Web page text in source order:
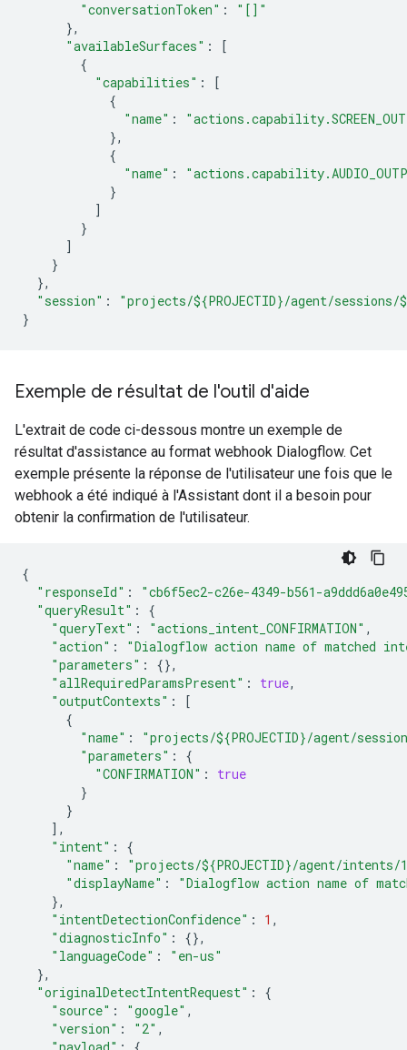
"conversationToken" :
"[]"
},
"availableSurfaces" :
[
{
"capabilities" :
[
{
"name" :
},
{
"name" :
}
]
}
]
}
},
"session" :
"projects/${PROJECTID}/agent/sessions/
}
Exemple de résultat de l'outil d'aide
L'extrait de code ci-dessous montre un exemple de
résultat d'assistance au format webhook Dialogflow. Cet
exemple présente la réponse de l'utilisateur une fois que le
webhook a été indiqué à l'Assistant dont il a besoin pour
obtenir la confirmation de l'utilisateur.
{
"responseId" :
"cb6f5ec2-c26e-4349-b561-
"queryResult" :
{
"queryText" : "actions_intent_CONFIRMATION" ,
"action" :
"Dialogflow action name of matched
"parameters" :
{},
"allRequiredParamsPresent" : true,
"outputContexts" :
[
{
"name" :
"projects/${PROJECTID}/agent/
"parameters" :
{
"CONFIRMATION" :
true
}
}
],
"intent" :
{
"name" :
"projects/${PROJECTID}/agent/intents/
"displayName" :
"Dialogflow action name of
},
"intentDetectionConfidence" : 1 ,
"diagnosticInfo" :
{},
"languageCode" :
"en-us"
},
"originalDetectIntentRequest" :
{
"source" : "google" ,
"version" : "2" ,